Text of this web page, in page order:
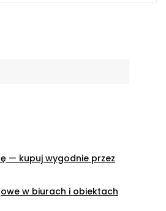
— kupuj wygodnie przez
w biurach i obiektach